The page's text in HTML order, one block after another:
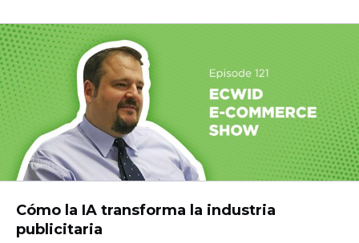
Cómo la IA transforma la industria
publicitaria